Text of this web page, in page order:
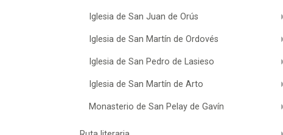
Iglesia de San Juan de Orús
Iglesia de San Martín de Ordovés
Iglesia de San Pedro de Lasieso
Iglesia de San Martín de Arto
Monasterio de San Pelay de Gavín